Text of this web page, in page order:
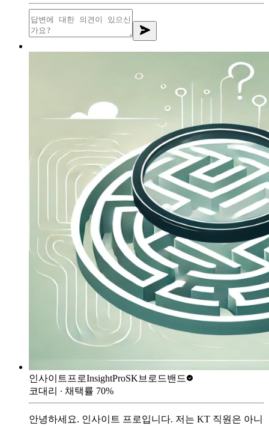
인사이트프로InsightProSK브로드밴드
코대리 ∙ 채택률 70%
안녕하세요. 인사이트 프로입니다. 저는 KT 직원은 아니